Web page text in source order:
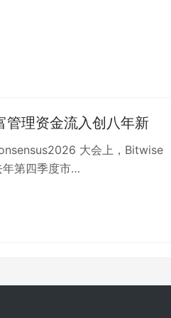
理资金流入创八年新
大会上，Bitwise
第四季度市…